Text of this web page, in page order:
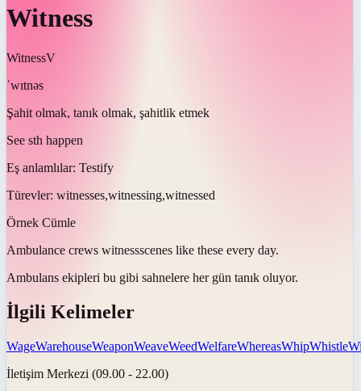
Witness
WitnessV
ˈwɪtnəs
Şahit olmak, tanık olmak, şahitlik etmek
See sth happen
Eş anlamlılar: Testify
Türevler: witnesses,witnessing,witnessed
Örnek Cümle
Ambulance crews witnessscenes like these every day.
Ambulans ekipleri bu gibi sahnelere her gün tanık oluyor.
İlgili Kelimeler
WageWarehouseWeaponWeaveWeedWelfareWhereasWhipWhistle
İletişim Merkezi (09.00 - 22.00)